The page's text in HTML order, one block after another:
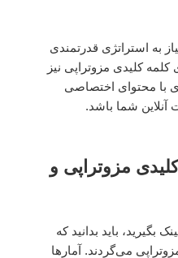
به استراتژی قدرتمندی
کلمه کلیدی مزوتراپی نیز
با محتوای اختصاصی
شما باشد.
مزوتراپی و
بگیرید، باید بدانید که
می‌گردند. آمارها